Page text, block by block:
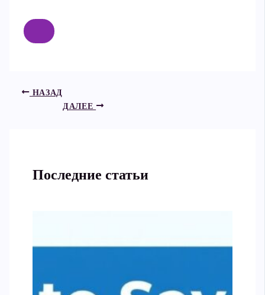
НАЗАД
ДАЛЕЕ
Последние статьи